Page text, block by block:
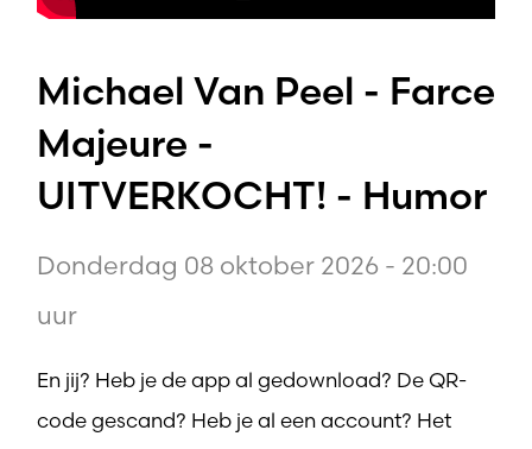
Michael Van Peel - Farce
Majeure -
UITVERKOCHT! - Humor
Donderdag 08 oktober 2026 - 20:00
uur
En jij? Heb je de app al gedownload? De QR-
code gescand? Heb je al een account? Het